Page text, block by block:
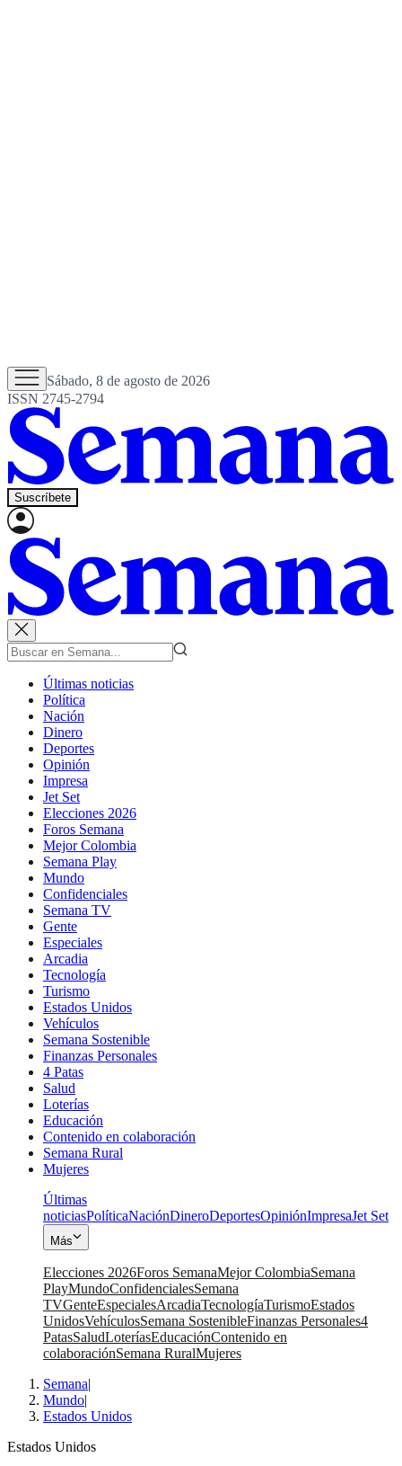
Sábado, 8 de agosto de 2026
ISSN 2745-2794
Suscríbete
Últimas noticias
Política
Nación
Dinero
Deportes
Opinión
Impresa
Jet Set
Elecciones 2026
Foros Semana
Mejor Colombia
Semana Play
Mundo
Confidenciales
Semana TV
Gente
Especiales
Arcadia
Tecnología
Turismo
Estados Unidos
Vehículos
Semana Sostenible
Finanzas Personales
4 Patas
Salud
Loterías
Educación
Contenido en colaboración
Semana Rural
Mujeres
Últimas
noticiasPolíticaNaciónDineroDeportesOpiniónImpresaJet Set
Más
Elecciones 2026Foros SemanaMejor ColombiaSemana
PlayMundoConfidencialesSemana
TVGenteEspecialesArcadiaTecnologíaTurismoEstados
UnidosVehículosSemana SostenibleFinanzas Personales4
PatasSaludLoteríasEducaciónContenido en
colaboraciónSemana RuralMujeres
Semana|
Mundo|
Estados Unidos
Estados Unidos